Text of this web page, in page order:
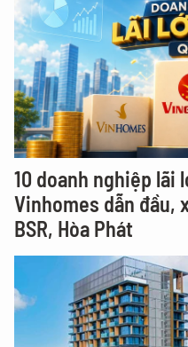
10 doanh nghiệp lãi
Vinhomes dẫn đầu,
BSR, Hòa Phát